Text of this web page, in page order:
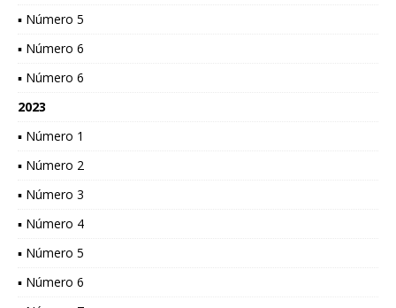
▪ Número 5
▪ Número 6
▪ Número 6
2023
▪ Número 1
▪ Número 2
▪ Número 3
▪ Número 4
▪ Número 5
▪ Número 6